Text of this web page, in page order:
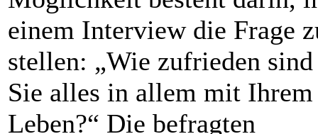
einem Interview die Frage
stellen: „Wie zufrieden sind
Sie alles in allem mit Ihrem
Leben?“ Die befragten